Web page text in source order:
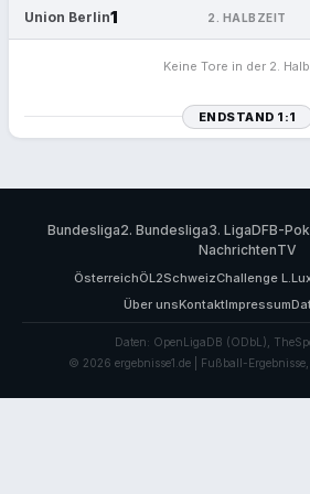
Union Berlin1 2. HALBZEIT
Keine Tore in der 2.
ENDSTAND 1:1
Bundesliga2. Bundesliga3. LigaDFB-
NachrichtenTV
ÖsterreichÖL2SchweizChallenge L.
Über unsKontaktImpressum
Daten: OpenLigaDB (ODbL),
© 2026 ergebnisse1.de | Fußball-